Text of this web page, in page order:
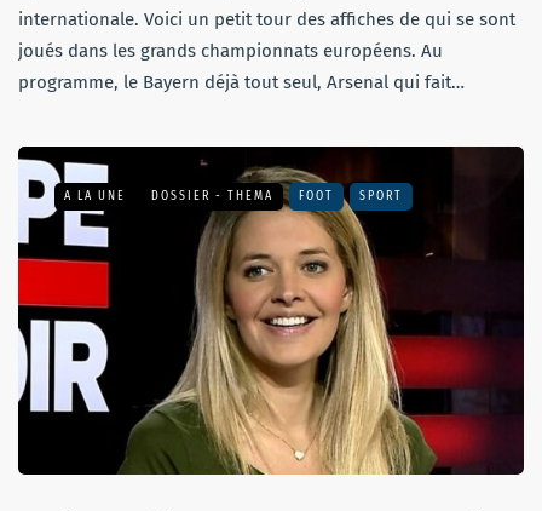
internationale. Voici un petit tour des affiches de qui se sont
joués dans les grands championnats européens. Au
programme, le Bayern déjà tout seul, Arsenal qui fait…
A LA UNE DOSSIER - THEMA FOOT SPORT